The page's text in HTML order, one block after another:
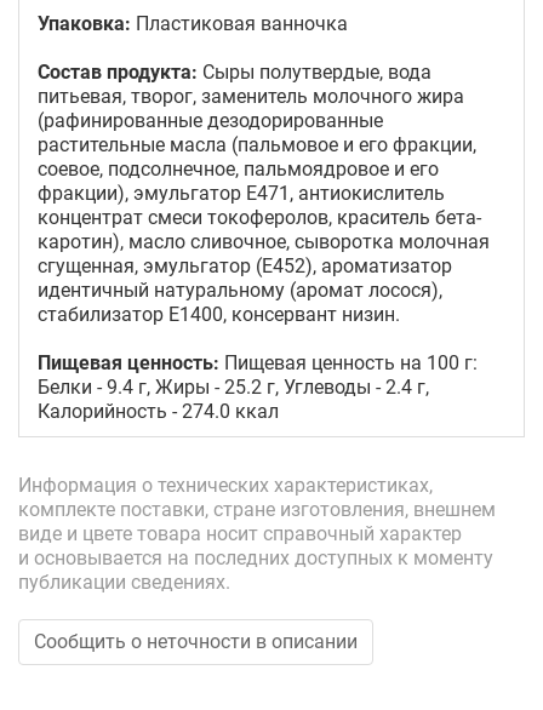
Упаковка: Пластиковая ванночка
Состав продукта: Сыры полутвердые, вода
питьевая, творог, заменитель молочного жира
(рафинированные дезодорированные
растительные масла (пальмовое и его фракции,
соевое, подсолнечное, пальмоядровое и его
фракции), эмульгатор Е471, антиокислитель
концентрат смеси токоферолов, краситель бета-
каротин), масло сливочное, сыворотка молочная
сгущенная, эмульгатор (Е452), ароматизатор
идентичный натуральному (аромат лосося),
стабилизатор Е1400, консервант низин.
Пищевая ценность: Пищевая ценность на 100 г:
Белки - 9.4 г, Жиры - 25.2 г, Углеводы - 2.4 г,
Калорийность - 274.0 ккал
Информация о технических характеристиках,
комплекте поставки, стране изготовления, внешнем
виде и цвете товара носит справочный характер
и основывается на последних доступных к моменту
публикации сведениях.
Сообщить о неточности в описании